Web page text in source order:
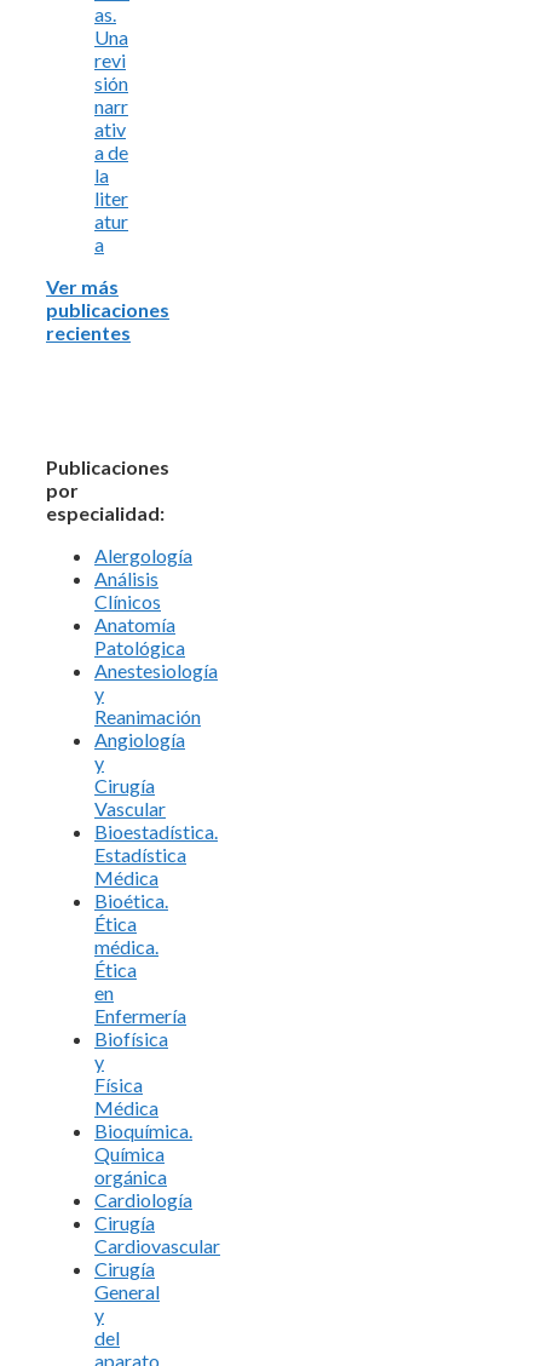
as.
Una
revi
sión
narr
ativ
a de
la
liter
atur
a
Ver más
publicaciones
recientes
Publicaciones
por
especialidad:
Alergología
Análisis
Clínicos
Anatomía
Patológica
Anestesiología
y
Reanimación
Angiología
y
Cirugía
Vascular
Bioestadística.
Estadística
Médica
Bioética.
Ética
médica.
Ética
en
Enfermería
Biofísica
y
Física
Médica
Bioquímica.
Química
orgánica
Cardiología
Cirugía
Cardiovascular
Cirugía
General
y
del
aparato